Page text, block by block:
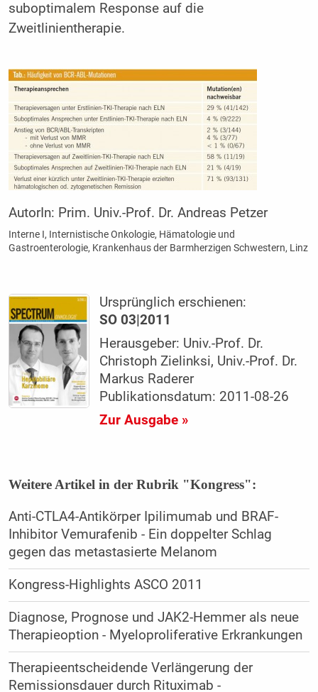
suboptimalem Response auf die
Zweitlinientherapie.
AutorIn: Prim. Univ.-Prof. Dr. Andreas Petzer
Interne I, Internistische Onkologie, Hämatologie und
Gastroenterologie, Krankenhaus der Barmherzigen Schwestern, Linz
Ursprünglich erschienen:
SO 03|2011
Herausgeber: Univ.-Prof. Dr.
Christoph Zielinksi, Univ.-Prof. Dr.
Markus Raderer
Publikationsdatum: 2011-08-26
Zur Ausgabe »
Weitere Artikel in der Rubrik "Kongress":
Anti-CTLA4-Antikörper Ipilimumab und BRAF-
Inhibitor Vemurafenib - Ein doppelter Schlag
gegen das metastasierte Melanom
Kongress-Highlights ASCO 2011
Diagnose, Prognose und JAK2-Hemmer als neue
Therapieoption - Myeloproliferative Erkrankungen
Therapieentscheidende Verlängerung der
Remissionsdauer durch Rituximab -